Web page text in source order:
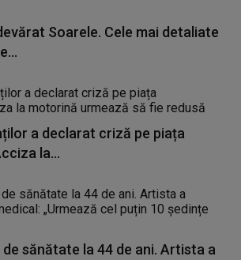
Soarele. Cele mai detaliate
a declarat criză pe piața
la...
sănătate la 44 de ani. Artista a